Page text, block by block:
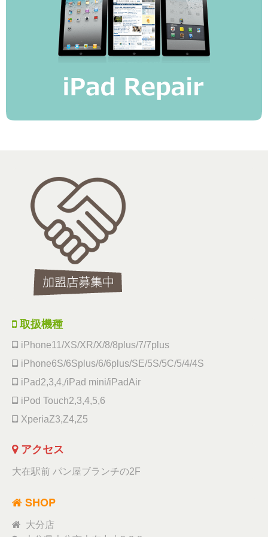
取扱機種
iPhone11/XS/XR/X/8/8plus/7/7plus
iPhone6S/6Splus/6/6plus/SE/5S/5C/5/4/4S
iPad2,3,4,/iPad mini/iPadAir
iPod Touch2,3,4,5,6
XperiaZ3,Z4,Z5
アクセス
大在駅前 パン屋ブランチの2F
SHOP
大分店